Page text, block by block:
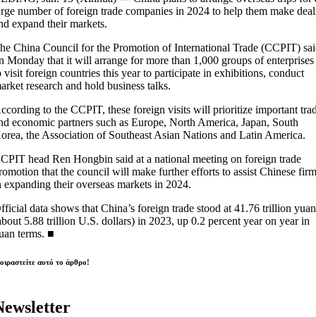
number of foreign trade companies in 2024 to help them make
expand their markets.
China Council for the Promotion of International Trade (CCPIT)
Monday that it will arrange for more than 1,000 groups of enterprises
visit foreign countries this year to participate in exhibitions, conduct
research and hold business talks.
to the CCPIT, these foreign visits will prioritize important
economic partners such as Europe, North America, Japan, South
the Association of Southeast Asian Nations and Latin America.
head Ren Hongbin said at a national meeting on foreign trade
that the council will make further efforts to assist Chinese
expanding their overseas markets in 2024.
data shows that China’s foreign trade stood at 41.76 trillion yuan
5.88 trillion U.S. dollars) in 2023, up 0.2 percent year on year in
terms. ■
αυτό το άρθρο!